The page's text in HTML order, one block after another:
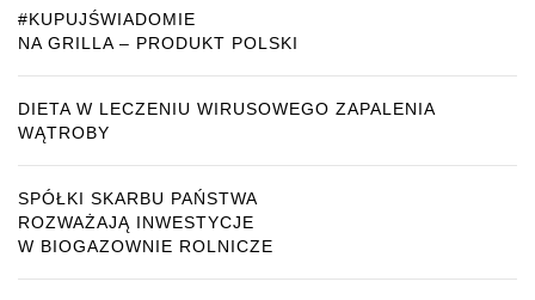
#KUPUJŚWIADOMIE
NA GRILLA – PRODUKT POLSKI
DIETA W LECZENIU WIRUSOWEGO ZAPALENIA
WĄTROBY
SPÓŁKI SKARBU PAŃSTWA
ROZWAŻAJĄ INWESTYCJE
W BIOGAZOWNIE ROLNICZE